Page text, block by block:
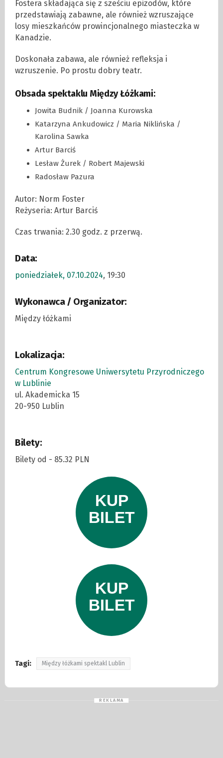
Fostera składająca się z sześciu epizodów, które
przedstawiają zabawne, ale również wzruszające
losy mieszkańców prowincjonalnego miasteczka w
Kanadzie.
Doskonała zabawa, ale również refleksja i
wzruszenie. Po prostu dobry teatr.
Obsada spektaklu Między Łóżkami:
Jowita Budnik / Joanna Kurowska
Katarzyna Ankudowicz / Maria Niklińska /
Karolina Sawka
Artur Barciś
Lesław Żurek / Robert Majewski
Radosław Pazura
Autor: Norm Foster
Reżyseria: Artur Barciś
Czas trwania: 2.30 godz. z przerwą.
Data:
poniedziałek, 07.10.2024, 19:30
Wykonawca / Organizator:
Między łóżkami
Lokalizacja:
Centrum Kongresowe Uniwersytetu Przyrodniczego
w Lublinie
ul. Akademicka 15
20-950 Lublin
Bilety:
Bilety od - 85.32 PLN
Tagi: Między łóżkami spektakl Lublin